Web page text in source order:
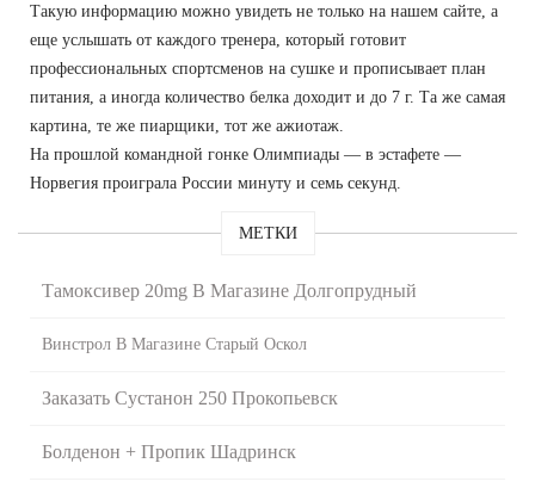
Такую информацию можно увидеть не только на нашем сайте, а
еще услышать от каждого тренера, который готовит
профессиональных спортсменов на сушке и прописывает план
питания, а иногда количество белка доходит и до 7 г. Та же самая
картина, те же пиарщики, тот же ажиотаж.
На прошлой командной гонке Олимпиады — в эстафете —
Норвегия проиграла России минуту и семь секунд.
МЕТКИ
Тамоксивер 20mg В Магазине Долгопрудный
Винстрол В Магазине Старый Оскол
Заказать Сустанон 250 Прокопьевск
Болденон + Пропик Шадринск